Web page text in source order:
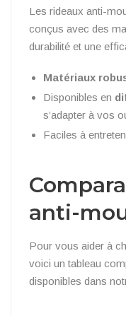
Les rideaux anti-
conçus avec des
durabilité et une
Matériaux
Disponibles en
s’adapter à vos
Faciles à
anti-
Pour vous aider à
voici un tableau
disponibles dans